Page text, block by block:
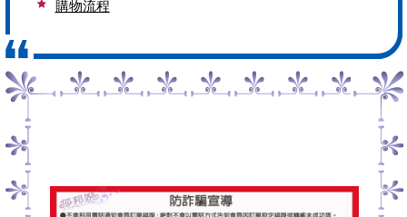
商品配送＆到貨
品牌故事
購物流程